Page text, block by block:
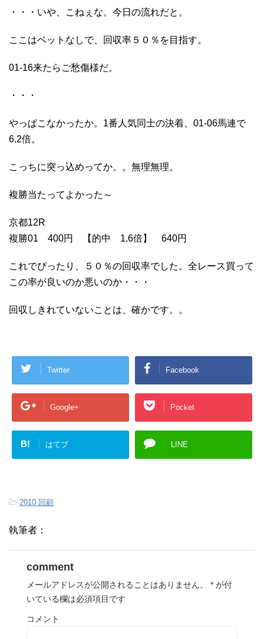
・・・いや、こねぇな。今日の流れだと。
ここはベットなしで、回収率５０％を目指す。
01-16来たらご愁傷様だ。
・・・
やっぱこなかったか。1番人気同士の決着、01-06馬連で
6.2倍。
こっちに突っ込めってか。。無理無理。
複勝当たってよかった～
京都12R
複勝01 400円 【的中 1.6倍】 640円
これでぴったり、５０％の回収率でした。全レース買って
この率が良いのか悪いのか・・・
回収しきれていないことは、確かです。。
Twitter Facebook
Google+ Pocket
B! はてブ LINE
-2010 回顧
執筆者：
comment
メールアドレスが公開されることはありません。 * が付
いている欄は必須項目です
コメント